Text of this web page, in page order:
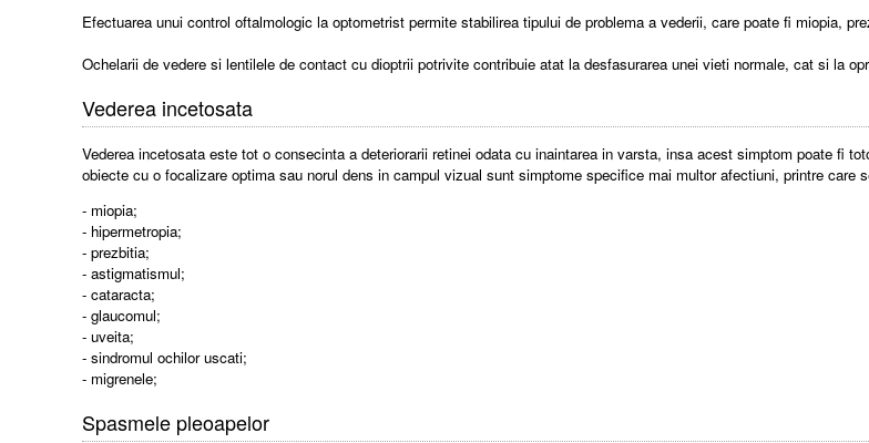
Efectuarea unui control oftalmologic la optometrist permite stabilirea tipului de problema a vederii, care poate fi miopia,
Ochelarii de vedere si lentilele de contact cu dioptrii potrivite contribuie atat la desfasurarea unei vieti normale, cat si la
Vederea incetosata
Vederea incetosata este tot o consecinta a deteriorarii retinei odata cu inaintarea in varsta, insa acest simptom poate fi
obiecte cu o focalizare optima sau norul dens in campul vizual sunt simptome specifice mai multor afectiuni, printre care
- miopia;
- hipermetropia;
- prezbitia;
- astigmatismul;
- cataracta;
- glaucomul;
- uveita;
- sindromul ochilor uscati;
- migrenele;
Spasmele pleoapelor